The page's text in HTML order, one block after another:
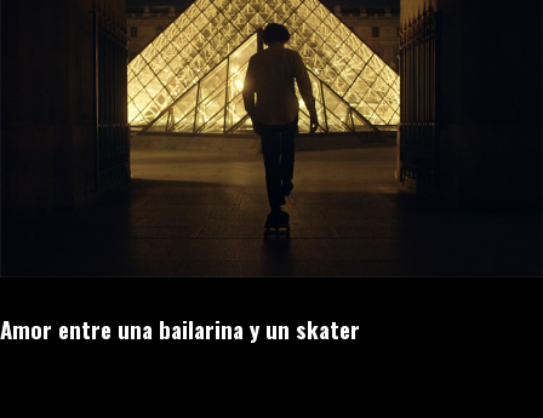
Amor entre una bailarina y un skater